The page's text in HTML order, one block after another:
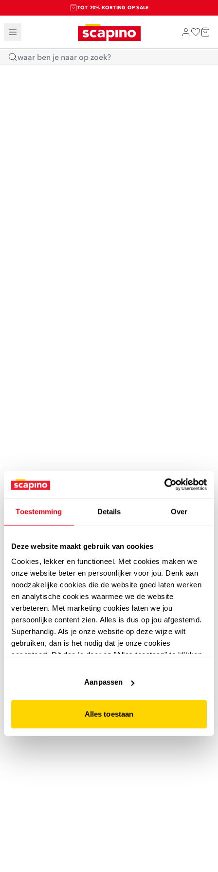
Toestemming Details Over
Deze website maakt gebruik van cookies
Cookies, lekker en functioneel. Met cookies maken we
onze website beter en persoonlijker voor jou. Denk aan
noodzakelijke cookies die de website goed laten werken
en analytische cookies waarmee we de website
verbeteren. Met marketing cookies laten we jou
persoonlijke content zien. Alles is dus op jou afgestemd.
Superhandig. Als je onze website op deze wijze wilt
gebruiken, dan is het nodig dat je onze cookies
accepteert. Dit doe je door op "Alles toestaan" te klikken.
website niet optimaal functioneert.
Aanpassen
Alles toestaan
TOT 70% KORTING OP SALE
SALE: LAATSTE KANS!
SHOP NIEUW
Home